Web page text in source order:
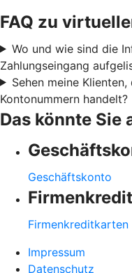
FAQ zu
Wo und wie sind die
Zahlungseingang
Sehen meine
Kontonummern handelt?
Das könnte Sie
Geschäftskonto
Firmenkreditkarten
Impressum
Datenschutz